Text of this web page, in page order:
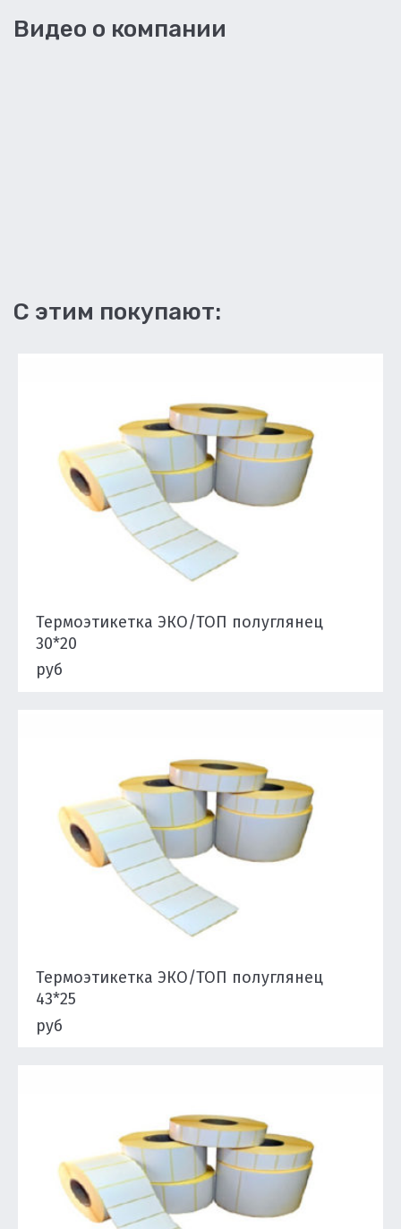
Видео о компании
С этим покупают:
Термоэтикетка ЭКО/ТОП полуглянец
30*20
руб
Подробнее
Термоэтикетка ЭКО/ТОП полуглянец
43*25
руб
Подробнее